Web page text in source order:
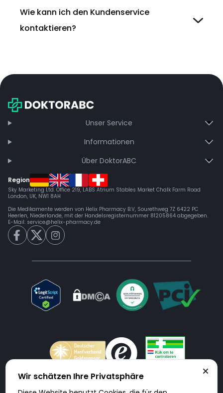
Wie kann ich den Kundenservice
kontaktieren?
Unser Service
Informationen
Über DoktorABC
Region
Sky Marketing Ltd. Office 219, LABS Atrium Stables Market Chalk Farm Road
London, UK, NW1 8AH
Die Medikamente werden von Helix Pharmacy B.V, Sourethweg 7Z 6422 PC
Heerlen, Niederlande, mit der Handelsregisternummer 81205864 abgegeben.
E-Mail: service@helix-pharmacy.de
Wir schätzen Ihre Privatsphäre